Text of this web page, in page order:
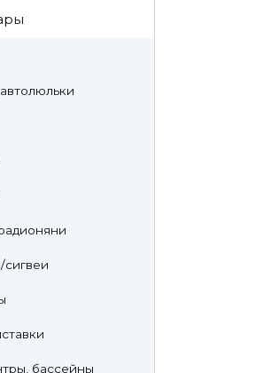
сигвеи
бассейны